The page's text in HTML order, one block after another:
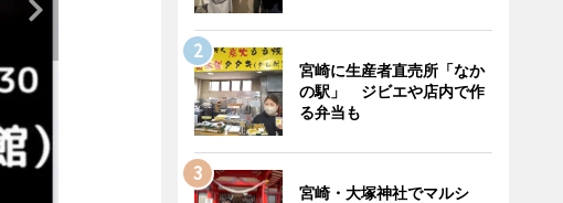
宮崎に生産者直売所「なか
の駅」 ジビエや店内で作
る弁当も
宮崎・大塚神社でマルシ